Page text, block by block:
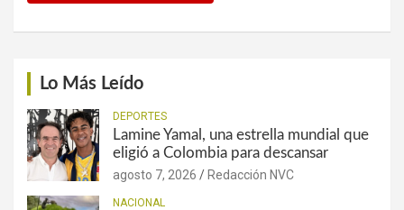
Lo Más Leído
DEPORTES
Lamine Yamal, una estrella mundial que
eligió a Colombia para descansar
agosto 7, 2026 Redacción NVC
NACIONAL